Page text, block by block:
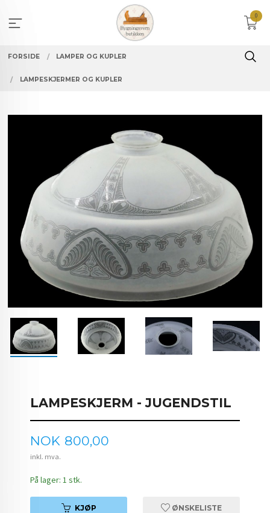
innholdet
0
FORSIDE LAMPER OG KUPLER
LAMPESKJERMER OG KUPLER
LAMPESKJERM - JUGENDSTIL
Pris
NOK 800,00
inkl. mva.
På lager: 1 stk.
KJØP ØNSKELISTE